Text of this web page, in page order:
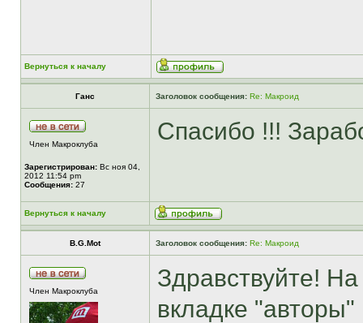
Вернуться к началу
Ганс Заголовок сообщения: Re: Макроид
Член Макроклуба
Зарегистрирован: Вс ноя 04,
2012 11:54 pm
Сообщения: 27
Спасибо !!!
Вернуться к началу
B.G.Mot Заголовок сообщения: Re: Макроид
Член Макроклуба
Здравствуйте!
вкладке